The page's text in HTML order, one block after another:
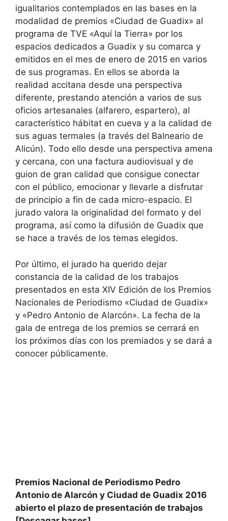
igualitarios contemplados en las bases en la
modalidad de premios «Ciudad de Guadix» al
programa de TVE «Aquí la Tierra» por los
espacios dedicados a Guadix y su comarca y
emitidos en el mes de enero de 2015 en varios
de sus programas. En ellos se aborda la
realidad accitana desde una perspectiva
diferente, prestando atención a varios de sus
oficios artesanales (alfarero, espartero), al
característico hábitat en cueva y a la calidad de
sus aguas termales (a través del Balneario de
Alicún). Todo ello desde una perspectiva amena
y cercana, con una factura audiovisual y de
guion de gran calidad que consigue conectar
con el público, emocionar y llevarle a disfrutar
de principio a fin de cada micro-espacio. El
jurado valora la originalidad del formato y del
programa, así como la difusión de Guadix que
se hace a través de los temas elegidos.
Por último, el jurado ha querido dejar
constancia de la calidad de los trabajos
presentados en esta XIV Edición de los Premios
Nacionales de Periodismo «Ciudad de Guadix»
y «Pedro Antonio de Alarcón». La fecha de la
gala de entrega de los premios se cerrará en
los próximos días con los premiados y se dará a
conocer públicamente.
Premios Nacional de Periodismo Pedro
Antonio de Alarcón y Ciudad de Guadix 2016
abierto el plazo de presentación de trabajos